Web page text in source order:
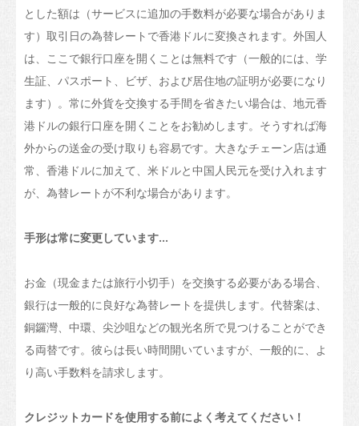
ノンローカル学生（留学生）の扶養家族の入国
健康と安全
保険
金銭問題
電気通信
地図
学生の声
アジア
オセアニア
ヨーロッパ
アメリカ
とした額は（サービスに追加の手数料が必要な場合がありま
す）取引日の為替レートで香港ドルに変換されます。外国人
は、ここで銀行口座を開くことは無料です（一般的には、学
生証、パスポート、ビザ、および居住地の証明が必要になり
ます）。常に外貨を交換する手間を省きたい場合は、地元香
港ドルの銀行口座を開くことをお勧めします。そうすれば海
外からの送金の受け取りも容易です。大きなチェーン店は通
常、香港ドルに加えて、米ドルと中国人民元を受け入れます
が、為替レートが不利な場合があります。
手形は常に変更しています...
お金（現金または旅行小切手）を交換する必要がある場合、
銀行は一般的に良好な為替レートを提供します。代替案は、
銅鑼灣、中環、尖沙咀などの観光名所で見つけることができ
る両替です。彼らは長い時間開いていますが、一般的に、よ
り高い手数料を請求します。
クレジットカードを使用する前によく考えてください！